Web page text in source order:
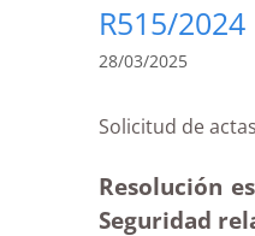
R515/2024
28/03/2025
Solicitud de
Resolución
Seguridad